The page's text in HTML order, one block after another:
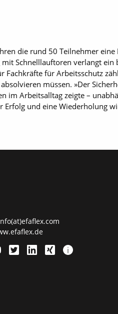
die rund 50 Teilnehmer
Schnelllauftoren verlangt
für Arbeitsschutz
müssen. »Der
im Arbeitsalltag zeigte –
und eine Wiederholung